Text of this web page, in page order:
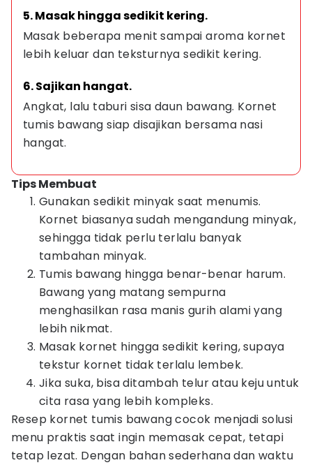
5. Masak hingga sedikit kering.
Masak beberapa menit sampai aroma kornet
lebih keluar dan teksturnya sedikit kering.
6. Sajikan hangat.
Angkat, lalu taburi sisa daun bawang. Kornet
tumis bawang siap disajikan bersama nasi
hangat.
Tips Membuat
Gunakan sedikit minyak saat menumis.
Kornet biasanya sudah mengandung minyak,
sehingga tidak perlu terlalu banyak
tambahan minyak.
Tumis bawang hingga benar-benar harum.
Bawang yang matang sempurna
menghasilkan rasa manis gurih alami yang
lebih nikmat.
Masak kornet hingga sedikit kering, supaya
tekstur kornet tidak terlalu lembek.
Jika suka, bisa ditambah telur atau keju untuk
cita rasa yang lebih kompleks.
Resep kornet tumis bawang cocok menjadi solusi
menu praktis saat ingin memasak cepat, tetapi
tetap lezat. Dengan bahan sederhana dan waktu